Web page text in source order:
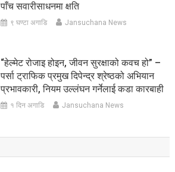
पाँच सवारीसाधनमा क्षति
९ घण्टा अगाडि Jansuchana News
“हेल्मेट रोजाइ होइन, जीवन सुरक्षाको कवच हो” –
पर्सा ट्राफिक प्रमुख दिपेन्द्र श्रेष्ठको अभियान
प्रभावकारी, नियम उल्लंघन गर्नेलाई कडा कारबाही
१ दिन अगाडि Jansuchana News